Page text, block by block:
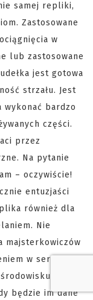
samej repliki,
Zastosowane
w
lub zastosowane
jest gotowa
strzału. Jest
bardzo
części.
przez
Na pytanie
– oczywiście!
entuzjaści
również dla
Nie
majsterkowiczów
w serwisie.
ASG,
będzie im dane